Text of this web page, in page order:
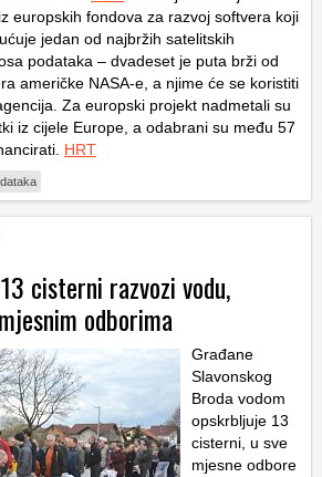
europskih fondova za razvoj softvera koji
jedan od najbržih satelitskih
podataka – dvadeset je puta brži od
američke NASA-e, a njime će se koristiti
Za europski projekt nadmetali su
iz cijele Europe, a odabrani su među 57
HRT
cisterni razvozi vodu,
odborima
Građane
Slavonskog
Broda vodom
opskrbljuje 13
cisterni, u sve
mjesne odbore